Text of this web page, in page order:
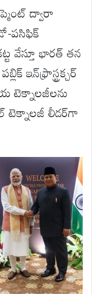
ద్వారా
పసిఫిక్
వేస్తూ భారత్ తన
ఇన్‌ఫ్రాస్ట్రక్చర్
టెక్నాలజీలను
టెక్నాలజీ లీడర్‌గా